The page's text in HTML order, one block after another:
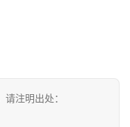
注明出处：